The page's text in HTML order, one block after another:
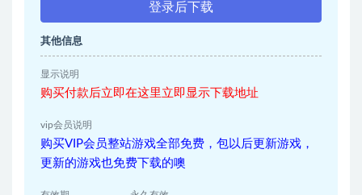
登录后下载
其他信息
显示说明
购买付款后立即在这里立即显示下载地址
vip会员说明
购买VIP会员整站游戏全部免费，包以后更新游戏，
更新的游戏也免费下载的噢